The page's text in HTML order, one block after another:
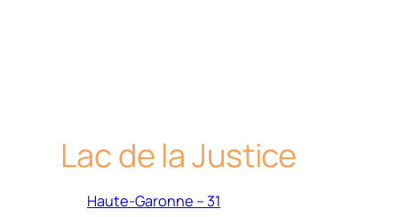
Lac de la Justice
Haute-Garonne – 31